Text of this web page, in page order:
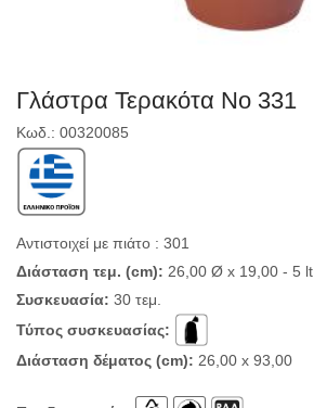
Γλάστρα Τερακότα Νο 331
Κωδ.: 00320085
Αντιστοιχεί με πιάτο : 301
Διάσταση τεμ. (cm): 26,00 Ø x 19,00 - 5 lt
Συσκευασία: 30 τεμ.
Τύπος συσκευασίας:
Διάσταση δέματος (cm): 26,00 x 93,00